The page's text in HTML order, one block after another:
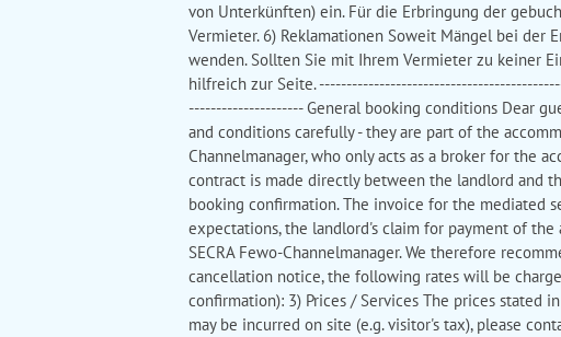
von Unterkünften) ein. Für die Erbringung der
Vermieter. 6) Reklamationen Soweit Mängel bei
wenden. Sollten Sie mit Ihrem Vermieter zu keiner
hilfreich zur Seite.
--------------------- General booking conditions Dear
and conditions carefully - they are part of the
Channelmanager, who only acts as a broker for the
contract is made directly between the landlord and
booking confirmation. The invoice for the mediated
expectations, the landlord's claim for payment of
SECRA Fewo-Channelmanager. We therefore
cancellation notice, the following rates will be
confirmation): 3) Prices / Services The prices stated
may be incurred on site (e.g. visitor's tax), please